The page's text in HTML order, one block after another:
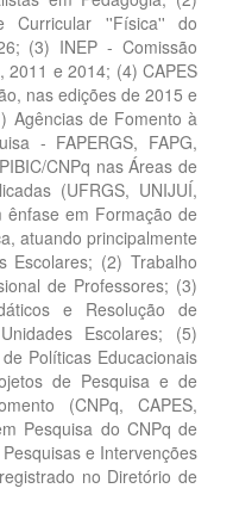
Curricular ''Física'' do
(3) INEP - Comissão
2011 e 2014; (4) CAPES
nas edições de 2015 e
Agências de Fomento à
- FAPERGS, FAPG,
CNPq nas Áreas de
(UFRGS, UNIJUÍ,
ênfase em Formação de
atuando principalmente
Escolares; (2) Trabalho
de Professores; (3)
e Resolução de
Escolares; (5)
Políticas Educacionais
de Pesquisa e de
(CNPq, CAPES,
Pesquisa do CNPq de
e Intervenções
no Diretório de